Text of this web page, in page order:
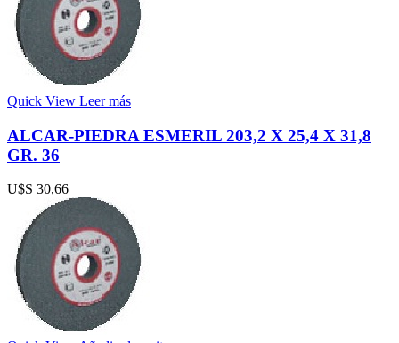
Quick View Leer más
ALCAR-PIEDRA ESMERIL 203,2 X 25,4 X 31,8
GR. 36
U$S 30,66